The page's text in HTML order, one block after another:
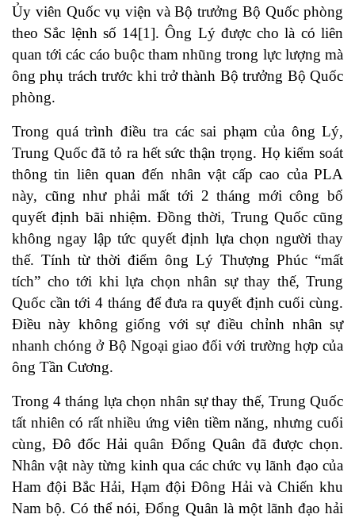
Ủy viên Quốc vụ viện và Bộ trưởng Bộ Quốc phòng
theo Sắc lệnh số 14[1]. Ông Lý được cho là có liên
quan tới các cáo buộc tham nhũng trong lực lượng mà
ông phụ trách trước khi trở thành Bộ trưởng Bộ Quốc
phòng.
Trong quá trình điều tra các sai phạm của ông Lý,
Trung Quốc đã tỏ ra hết sức thận trọng. Họ kiểm soát
thông tin liên quan đến nhân vật cấp cao của PLA
này, cũng như phải mất tới 2 tháng mới công bố
quyết định bãi nhiệm. Đồng thời, Trung Quốc cũng
không ngay lập tức quyết định lựa chọn người thay
thế. Tính từ thời điểm ông Lý Thượng Phúc “mất
tích” cho tới khi lựa chọn nhân sự thay thế, Trung
Quốc cần tới 4 tháng để đưa ra quyết định cuối cùng.
Điều này không giống với sự điều chỉnh nhân sự
nhanh chóng ở Bộ Ngoại giao đối với trường hợp của
ông Tần Cương.
Trong 4 tháng lựa chọn nhân sự thay thế, Trung Quốc
tất nhiên có rất nhiều ứng viên tiềm năng, nhưng cuối
cùng, Đô đốc Hải quân Đổng Quân đã được chọn.
Nhân vật này từng kinh qua các chức vụ lãnh đạo của
Ham đội Bắc Hải, Hạm đội Đông Hải và Chiến khu
Nam bộ. Có thể nói, Đổng Quân là một lãnh đạo hải